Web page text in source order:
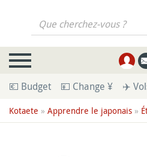
Que cherchez-vous ?
💶 Budget 💴 Change ¥ ✈️
Kotaete » Apprendre le japonais »